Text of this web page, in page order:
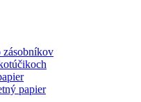
zásobníkov
papier